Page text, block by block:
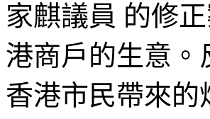
家麒議員 的修
港商戶的生意。
香港市民帶來的